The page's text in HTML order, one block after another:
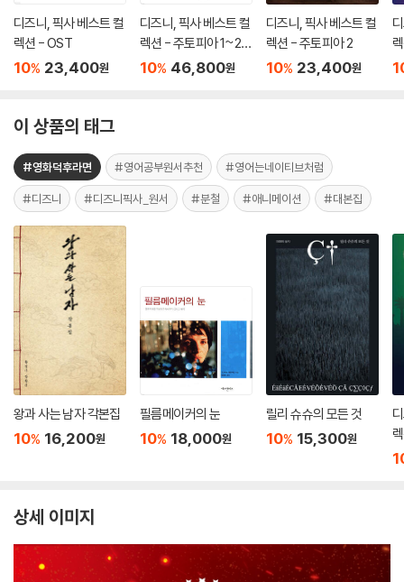
디즈니, 픽사 베스트 컬
렉션 - OST
10% 23,400원
디즈니, 픽사 베스트 컬
렉션 - 주토피아 1~2세
트
10% 46,800원
디즈니, 픽사 베스트 컬
렉션 - 주토피아 2
10% 23,400원
이 상품의 태그
#영화덕후라면 #영어공부원서추천 #영어는네이티브처럼
#디즈니 #디즈니픽사_원서 #분철 #애니메이션 #대본집
왕과 사는 남자 각본집
10% 16,200원
필름메이커의 눈
10% 18,000원
릴리 슈슈의 모든 것
10% 15,300원
상세 이미지